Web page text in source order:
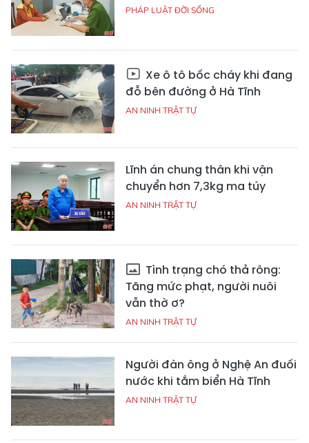
PHÁP LUẬT ĐỜI SỐNG
Xe ô tô bốc cháy khi đang
đỗ bên đường ở Hà Tĩnh
AN NINH TRẬT TỰ
Lĩnh án chung thân khi vận
chuyển hơn 7,3kg ma túy
AN NINH TRẬT TỰ
Tình trạng chó thả rông:
Tăng mức phạt, người nuôi
vẫn thờ ơ?
AN NINH TRẬT TỰ
Người đàn ông ở Nghệ An đuối
nước khi tắm biển Hà Tĩnh
AN NINH TRẬT TỰ